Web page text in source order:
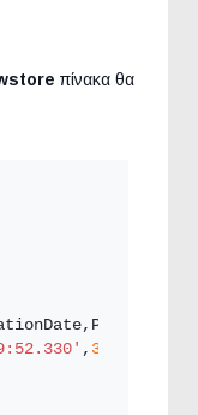
πίνακα θα
, 35314